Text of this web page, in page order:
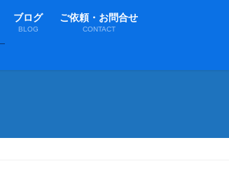
ブログ
BLOG
ご依頼・お問合せ
CONTACT